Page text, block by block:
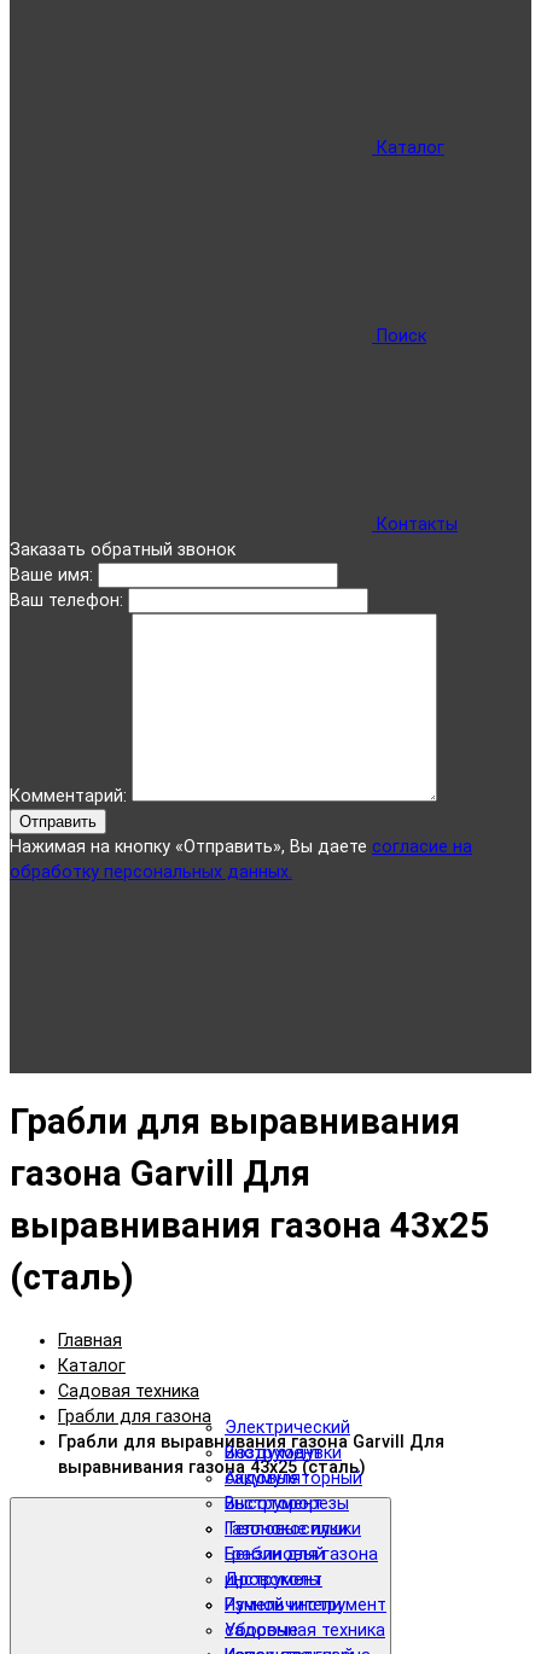
Каталог
Поиск
Контакты
Заказать обратный звонок
Ваше имя:
Ваш телефон:
Комментарий:
Отправить
Нажимая на кнопку «Отправить», Вы даете согласие на
обработку персональных данных.
Грабли для выравнивания
газона Garvill Для
выравнивания газона 43x25
(сталь)
Главная
Каталог
Садовая техника
Электрический
инструмент
Аккумуляторный
инструмент
Тепловые пушки
Бензиновый
инструмент
Ручной инструмент
Уборочная техника
Грабли для газона
Воздуходувки
садовые
Высоторорезы
Газонокосилки
Грабли для газона
Дровоколы
Измельчители
садовые
Грабли для выравнивания газона Garvill Для
выравнивания газона 43x25 (сталь)